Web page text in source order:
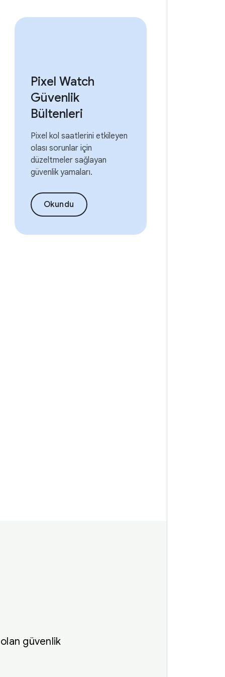
Pixel Watch
Güvenlik
Bültenleri
Pixel kol saatlerini etkileyen
olası sorunlar için
düzeltmeler sağlayan
güvenlik yamaları.
Okundu
güvenlik